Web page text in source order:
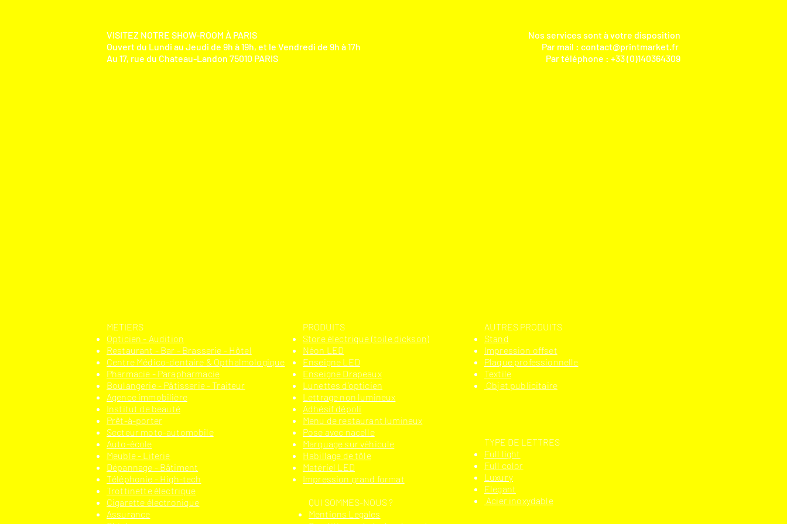
VISITEZ NOTRE SHOW-ROOM À PARIS
Ouvert du Lundi au Jeudi de 9h à 19h, et le Vendredi de 9h à 17h
Au 17, rue du Chateau-Landon 75010 PARIS​
Nos services sont à votre disposition
Par mail : contact@printmarket.fr
Par téléphone : +33 (0)140364309
​METIERS
Opticien - Audition
Restaurant - Bar - Brasserie - Hôtel
Centre Médico-dentaire & Opthalmologique
Pharmacie - Parapharmacie
Boulangerie - Pâtisserie - Traiteur
Agence immobilière
Institut de beauté
Prêt-à-porter
Secteur moto-automobile
Auto-école
Meuble - Literie
Dépannage - Bâtiment
Téléphonie - High-tech
Trottinette électrique
Cigarette électronique
Assurance
PRODUITS
Store électrique (toile dickson)
Néon LED
Enseigne LED
Enseigne Drapeaux
Lunettes d’opticien
Lettrage non lumineux
Adhésif dépoli
Menu de restaurant lumineux
Pose avec nacelle
Marquage sur véhicule
Habillage de tôle
Matériel LED
Impression grand format
QUI SOMMES-NOUS ?
Mentions Legales
AUTRES PRODUITS
Stand
Impression offset
Plaque professionnelle
Textile
Objet publicitaire
TYPE DE LETTRES
Full light
Full color
Luxury
Elegant
Acier inoxydable